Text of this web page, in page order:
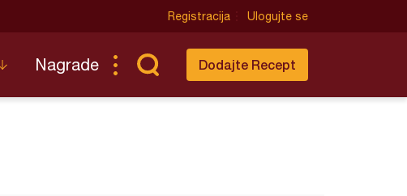
Registracija Ulogujte se
Nagrade Dodajte Recept